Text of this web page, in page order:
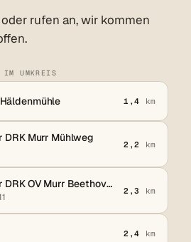
rufen an, wir kommen
IM UMKREIS
1,4 km
Murr Mühlweg
2,2 km
Altkleidercontainer DRK OV Murr Beethovenstraße
2,3 km
2,4 km